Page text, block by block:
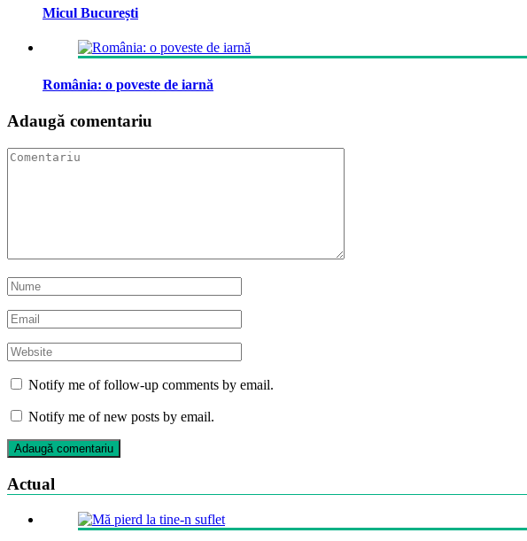
Micul București
România: o poveste de iarnă
Adaugă comentariu
Notify me of follow-up comments by email.
Notify me of new posts by email.
Actual